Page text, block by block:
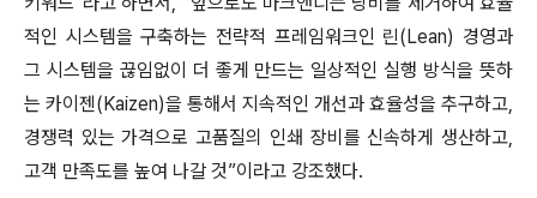
적인 시스템을 구축하는 전략적 프레임워크인 린(Lean) 경영과
그 시스템을 끊임없이 더 좋게 만드는 일상적인 실행 방식을 뜻하
는 카이젠(Kaizen)을 통해서 지속적인 개선과 효율성을 추구하고,
경쟁력 있는 가격으로 고품질의 인쇄 장비를 신속하게 생산하고,
고객 만족도를 높여 나갈 것”이라고 강조했다.